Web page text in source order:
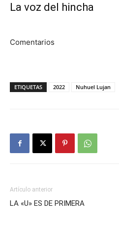
La voz del hincha
Comentarios
ETIQUETAS 2022 Nuhuel Lujan
Artículo anterior
LA «U» ES DE PRIMERA